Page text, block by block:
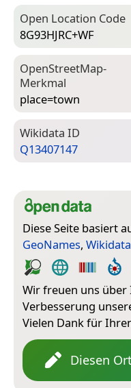
Open Location Code
8G93HJRC+WF
Open­Street­Map-
Merkmal
place=­town
Wiki­data ID
Q13407147
Diese Seite basiert
GeoNames, Wikidata
Wir freuen uns
Verbesserung
Vielen Dank für
Diesen